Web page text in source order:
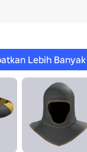
Lebih Banyak